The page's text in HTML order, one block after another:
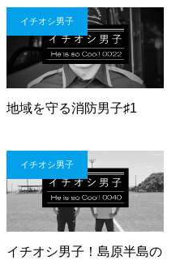
イチオシ男子
地域を守る消防男子♯1
イチオシ男子
イチオシ男子！島原半島の